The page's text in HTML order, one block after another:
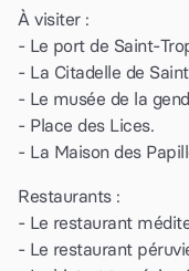
À visiter :
- Le port de Saint-
- La Citadelle de
- Le musée de la
- Place des Lices.
- La Maison des
Restaurants :
- Le restaurant
- Le restaurant